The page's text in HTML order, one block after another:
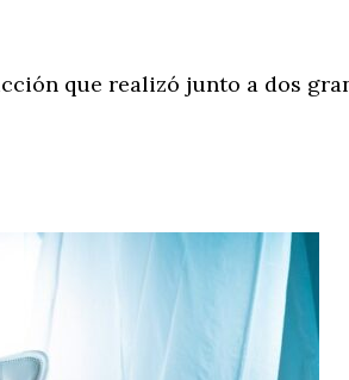
que realizó junto a dos